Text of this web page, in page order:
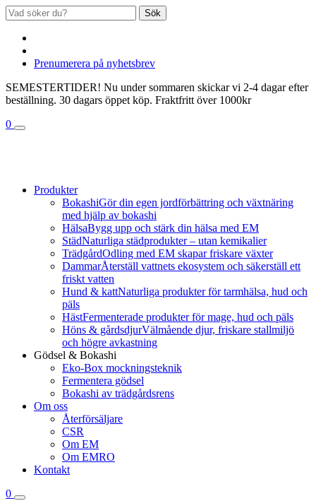
Sök
Prenumerera på nyhetsbrev
SEMESTERTIDER! Nu under sommaren skickar vi 2-4 dagar efter
beställning. 30 dagars öppet köp. Fraktfritt över 1000kr
0
Produkter
BokashiGör din egen jordförbättring och växtnäring
med hjälp av bokashi
HälsaBygg upp och stärk din hälsa med EM
StädNaturliga städprodukter – utan kemikalier
TrädgårdOdling med EM skapar friskare växter
DammarÅterställ vattnets ekosystem och säkerställ ett
friskt vatten
Hund & kattNaturliga produkter för tarmhälsa, hud och
päls
HästFermenterade produkter för mage, hud och päls
Höns & gårdsdjurVälmående djur, friskare stallmiljö
och högre avkastning
Gödsel & Bokashi
Eko-Box mockningsteknik
Fermentera gödsel
Bokashi av trädgårdsrens
Om oss
Återförsäljare
CSR
Om EM
Om EMRO
Kontakt
0